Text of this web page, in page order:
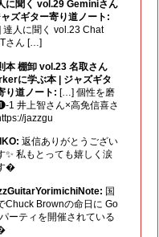
に聞く vol.29 Geminiさん
ャズギター寄り道ノート:
人に聞く vol.23 Chat
さん […]
本 棚卸 vol.23 名取さん
に学ぶ本 | ジャズギタ
り道ノート: […] 個性を磨
1 井上智さん×高免信喜さ
jazzgu
返信ありがとうござい
✨ 私もとっても嬉しく涙
�
国
Chuck Brownの命日に Go
ーティを開催されている